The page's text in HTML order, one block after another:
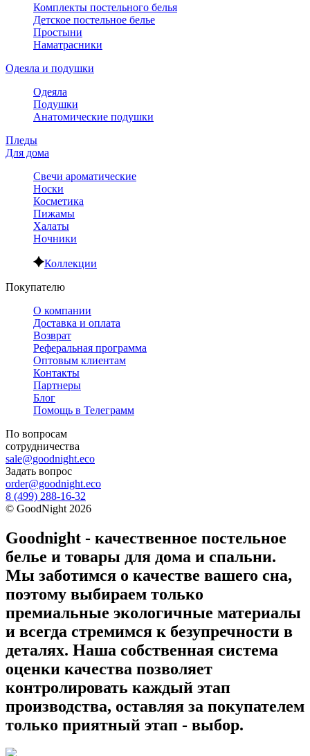
Комплекты постельного белья
Детское постельное белье
Простыни
Наматрасники
Одеяла и подушки
Одеяла
Подушки
Анатомические подушки
Пледы
Для дома
Свечи ароматические
Носки
Косметика
Пижамы
Халаты
Ночники
Коллекции
Покупателю
О компании
Доставка и оплата
Возврат
Реферальная программа
Оптовым клиентам
Контакты
Партнеры
Блог
Помощь в Телеграмм
По вопросам
сотрудничества
sale@goodnight.eco
Задать вопрос
order@goodnight.eco
8 (499) 288-16-32
© GoodNight 2026
Goodnight - качественное постельное
белье и товары для дома и спальни.
Мы заботимся о качестве вашего сна,
поэтому выбираем только
премиальные экологичные материалы
и всегда стремимся к безупречности в
деталях. Наша собственная система
оценки качества позволяет
контролировать каждый этап
производства, оставляя за покупателем
только приятный этап - выбор.